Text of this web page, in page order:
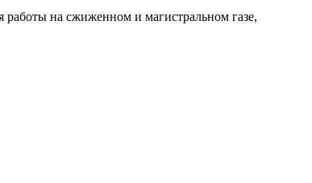
на сжиженном и магистральном газе,